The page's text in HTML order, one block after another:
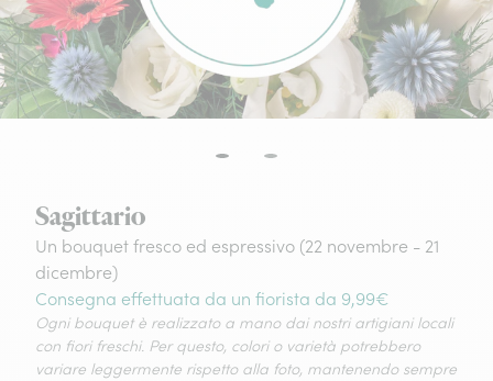
Sagittario
Un bouquet fresco ed espressivo (22 novembre - 21
dicembre)
Consegna effettuata da un fiorista da 9,99€
Ogni bouquet è realizzato a mano dai nostri artigiani locali
con fiori freschi. Per questo, colori o varietà potrebbero
variare leggermente rispetto alla foto, mantenendo sempre